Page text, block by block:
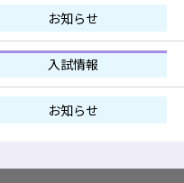
お知らせ
入試情報
お知らせ